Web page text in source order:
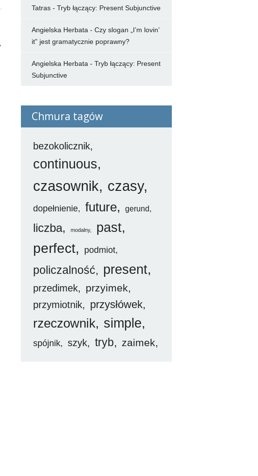
Tatras- Tryb łączący: Present Subjunctive
Angielska Herbata - Czy slogan „I’m lovin’
it” jest gramatycznie poprawny?
Angielska Herbata - Tryb łączący: Present
Subjunctive
Chmura tagów
bezokolicznik
continuous
czasownik czasy
dopełnienie future gerund
liczba modalny past
perfect podmiot
policzalność present
przedimek przyimek
przymiotnik przysłówek
rzeczownik simple
spójnik szyk tryb zaimek